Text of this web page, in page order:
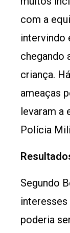
com a
intervindo
chegando
criança.
ameaças
levaram a
Polícia
Segundo
poderia